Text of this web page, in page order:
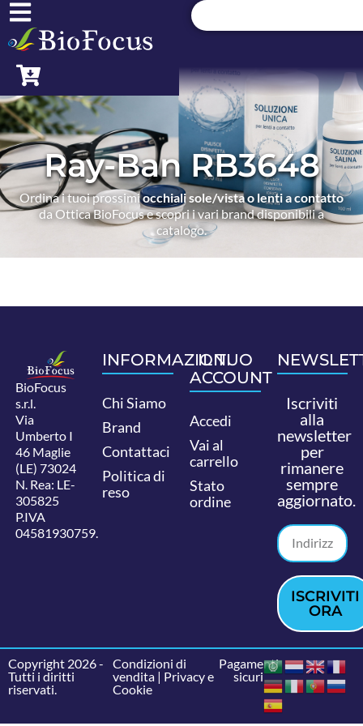
Ray-Ban RB3648
Ordina i tuoi prossimiocchiali sole/vista o lenti a contatto
da Ottica BioFocus e scopri i vari brand disponibili a
catalogo.
BioFocus
s.r.l.
Via
Umberto I
46 Maglie
(LE) 73024
N. Rea: LE-
305825
P.IVA
04581930759.
INFORMAZIONI
Chi Siamo
Brand
Contattaci
Politica di
reso
IL TUO
ACCOUNT
Accedi
Vai al
carrello
Stato
ordine
Iscriviti
alla
newsletter
per
rimanere
sempre
aggiornato.
ISCRIVITI
ORA
Copyright 2026 -
Tutti i diritti
riservati.
Condizioni di
vendita| Privacy e
Cookie
Pagamenti
sicuri